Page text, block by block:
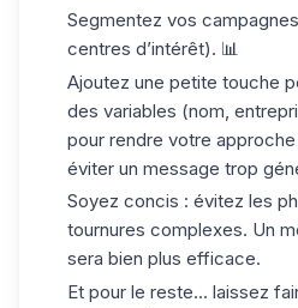
Segmentez vos
centres d’intérêt). 📊
Ajoutez une petite touche
des variables (nom,
pour rendre votre
éviter un message trop
Soyez concis : évitez les
tournures complexes. Un
sera bien plus efficace.
Et pour le reste… laissez